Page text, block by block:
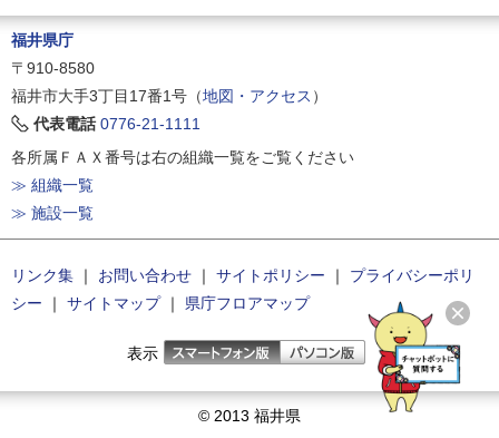
福井県庁
〒910-8580
福井市大手3丁目17番1号（地図・アクセス ）
代表電話 0776-21-1111
各所属ＦＡＸ番号は右の組織一覧をご覧ください
≫ 組織一覧
≫ 施設一覧
リンク集 ｜ お問い合わせ ｜ サイトポリシー ｜
プライバシーポリ
シー ｜ サイトマップ｜ 県庁フロアマップ
表示
© 2013 福井県